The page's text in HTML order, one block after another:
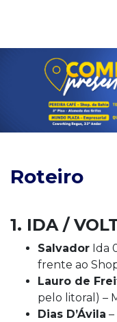
Roteiro
1. IDA /
Salvador Ida
frente ao
Lauro de
pelo litoral) –
Dias D’Ávila